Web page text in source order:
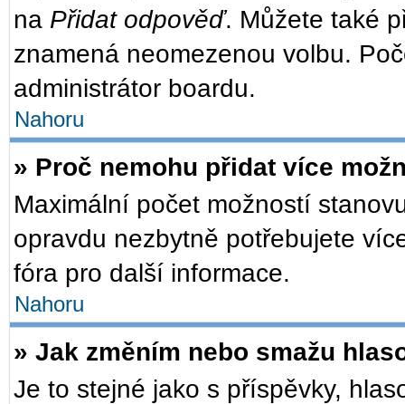
na Přidat odpověď. Můžete také
znamená neomezenou volbu.
administrátor boardu.
Nahoru
» Proč nemohu přidat více
Maximální počet možností
opravdu nezbytně potřebujete
fóra pro další informace.
Nahoru
» Jak změním nebo smažu
Je to stejné jako s příspěvky,